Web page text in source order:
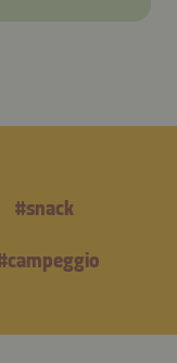
#snack
campeggio